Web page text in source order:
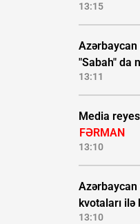
13:15
"Sabah" da
13:11
Media
FƏRMAN
13:10
Azərbaycan
kvotaları
13:10